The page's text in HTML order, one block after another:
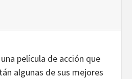
película de acción que
algunas de sus mejores